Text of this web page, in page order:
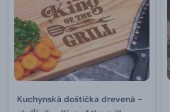
Kuchynská doštička drevená -